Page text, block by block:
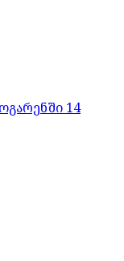
14